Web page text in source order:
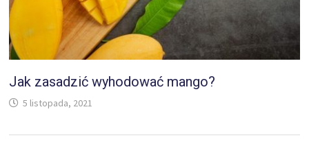
Jak zasadzić wyhodować mango?
5 listopada, 2021